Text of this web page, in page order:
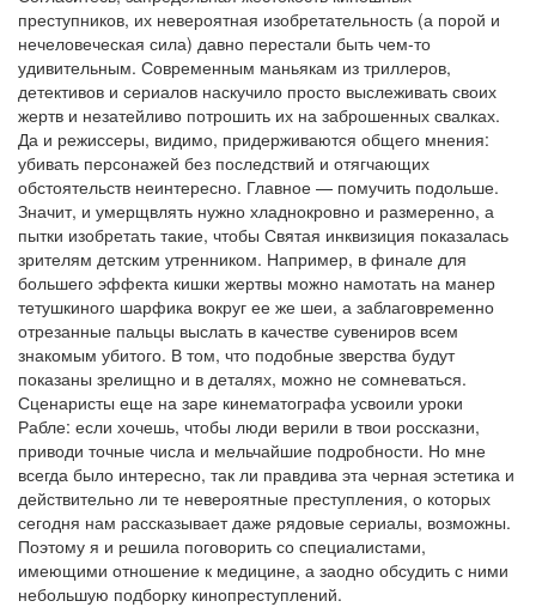
преступников, их невероятная изобретательность (а порой и
нечеловеческая сила) давно перестали быть чем-то
удивительным. Современным маньякам из триллеров,
детективов и сериалов наскучило просто выслеживать своих
жертв и незатейливо потрошить их на заброшенных свалках.
Да и режиссеры, видимо, придерживаются общего мнения:
убивать персонажей без последствий и отягчающих
обстоятельств неинтересно. Главное — помучить подольше.
Значит, и умерщвлять нужно хладнокровно и размеренно, а
пытки изобретать такие, чтобы Святая инквизиция показалась
зрителям детским утренником. Например, в финале для
большего эффекта кишки жертвы можно намотать на манер
тетушкиного шарфика вокруг ее же шеи, а заблаговременно
отрезанные пальцы выслать в качестве сувениров всем
знакомым убитого. В том, что подобные зверства будут
показаны зрелищно и в деталях, можно не сомневаться.
Сценаристы еще на заре кинематографа усвоили уроки
Рабле: если хочешь, чтобы люди верили в твои россказни,
приводи точные числа и мельчайшие подробности. Но мне
всегда было интересно, так ли правдива эта черная эстетика и
действительно ли те невероятные преступления, о которых
сегодня нам рассказывает даже рядовые сериалы, возможны.
Поэтому я и решила поговорить со специалистами,
имеющими отношение к медицине, а заодно обсудить с ними
небольшую подборку кинопреступлений.